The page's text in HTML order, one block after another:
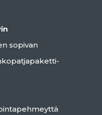
sopivan